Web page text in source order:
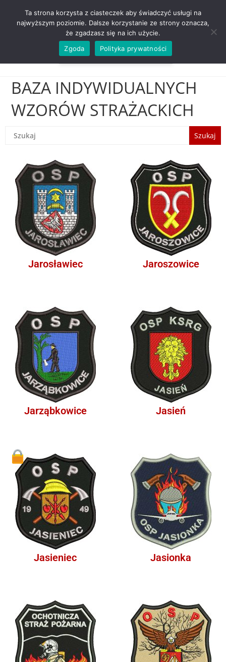
ZADZWOŃ TEL. 600 352 938
BAZA INDYWIDUALNYCH
WZORÓW STRAŻACKICH
Szukaj
Jarosławiec Jaroszowice
Jarząbkowice Jasień
Jasieniec Jasionka
Ta strona korzysta z ciasteczek aby świadczyć usługi na
najwyższym poziomie. Dalsze korzystanie ze strony oznacza,
że zgadzasz się na ich użycie.
Zgoda
Polityka prywatności